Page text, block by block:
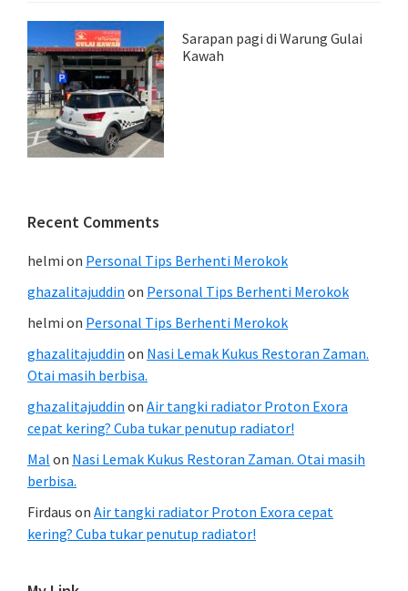
Sarapan pagi di Warung Gulai
Kawah
Recent Comments
helmi on Personal Tips Berhenti Merokok
ghazalitajuddin on Personal Tips Berhenti Merokok
helmi on Personal Tips Berhenti Merokok
ghazalitajuddin on Nasi Lemak Kukus Restoran Zaman.
Otai masih berbisa.
ghazalitajuddin on Air tangki radiator Proton Exora
cepat kering? Cuba tukar penutup radiator!
Mal on Nasi Lemak Kukus Restoran Zaman. Otai masih
berbisa.
Firdaus on Air tangki radiator Proton Exora cepat
kering? Cuba tukar penutup radiator!